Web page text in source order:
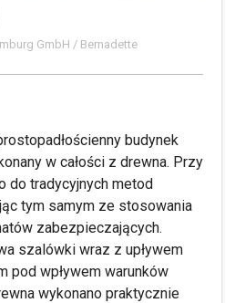
GmbH / Bernadette
budynek
w całości z drewna. Przy
do tradycyjnych metod
tym samym ze stosowania
zabezpieczających.
szalówki wraz z upływem
pod wpływem warunków
wykonano praktycznie